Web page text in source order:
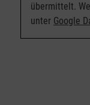
übermittelt.
unter Google